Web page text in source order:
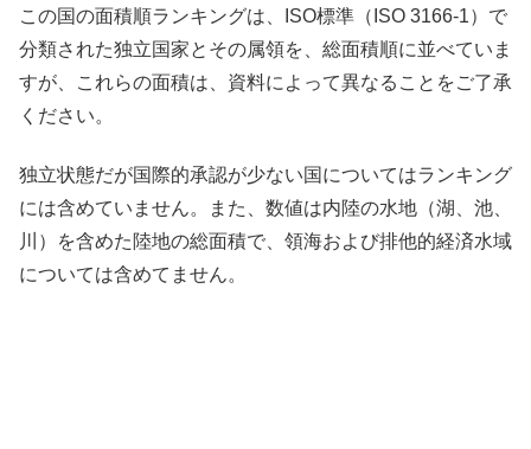
この国の面積順ランキングは、ISO標準（ISO 3166-1）で
分類された独立国家とその属領を、総面積順に並べていま
すが、これらの面積は、資料によって異なることをご了承
ください。
独立状態だが国際的承認が少ない国についてはランキング
には含めていません。また、数値は内陸の水地（湖、池、
川）を含めた陸地の総面積で、領海および排他的経済水域
については含めてません。